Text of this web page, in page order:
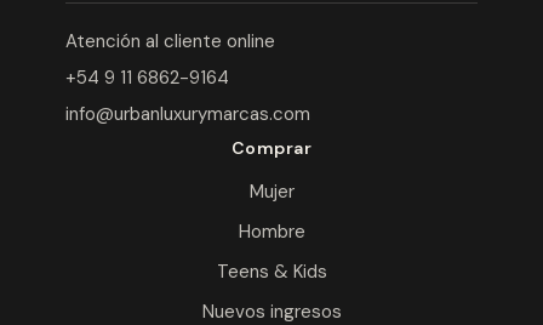
Comprar
Mujer
Hombre
Teens & Kids
Nuevos ingresos
Atención al cliente online
+54 9 11 6862-9164
info@urbanluxurymarcas.com